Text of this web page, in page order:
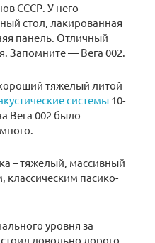
СССР. У него
стол, лакированная
панель. Отличный
Запомните — Вега 002.
тяжелый литой
системы 10-
Вега 002 было
– тяжелый, массивный
классическим пасико-
уровня за
довольно дорого.